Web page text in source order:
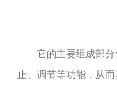
它的主要组成部分包
止、调节等功能，从